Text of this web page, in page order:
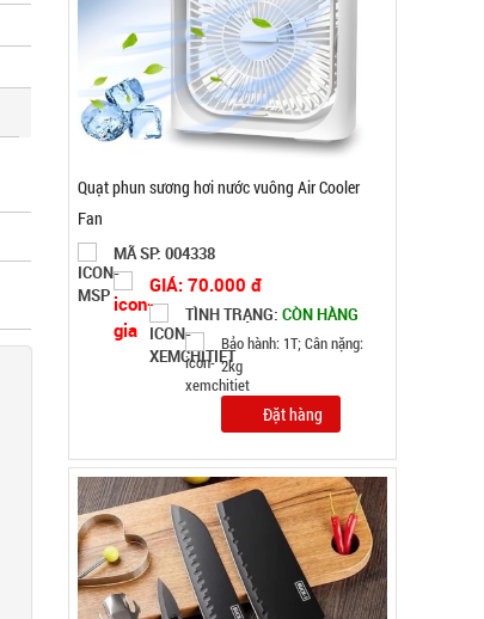
Bộ dao 5 món lưỡi đen Buck Mã T65S
MÃ SP: 002796
GIÁ: 32.000 đ
TÌNH TRẠNG:
Bảo hành: Test , Cân nặng :
Đặt hàng